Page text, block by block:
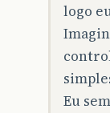
logo
Eu